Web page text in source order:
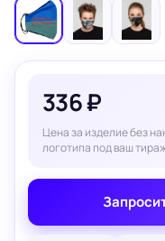
336 ₽
Цена за изделие без
логотипа под ваш